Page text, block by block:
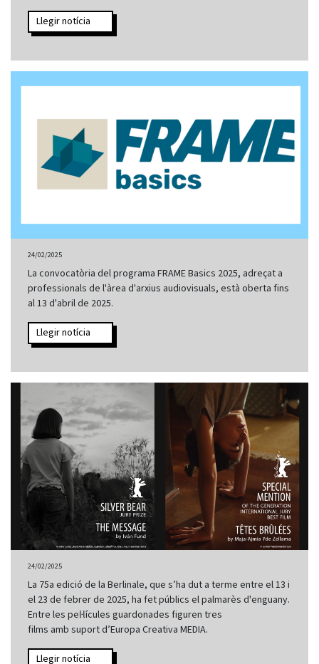
Llegir notícia
24/02/2025
La convocatòria del programa FRAME Basics 2025, adreçat a
professionals de l'àrea d'arxius audiovisuals, està oberta fins
al 13 d'abril de 2025.
Llegir notícia
24/02/2025
La 75a edició de la Berlinale, que s’ha dut a terme entre el 13 i
el 23 de febrer de 2025, ha fet públics el palmarès d'enguany.
Entre les pel·lícules guardonades figuren tres
films amb suport d’Europa Creativa MEDIA.
Llegir notícia